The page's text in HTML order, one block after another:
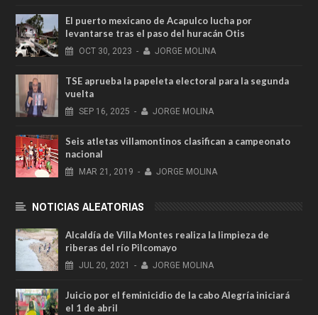
El puerto mexicano de Acapulco lucha por
levantarse tras el paso del huracán Otis
OCT 30, 2023 - JORGE MOLINA
TSE aprueba la papeleta electoral para la segunda
vuelta
SEP 16, 2025 - JORGE MOLINA
Seis atletas villamontinos clasifican a campeonato
nacional
MAR 21, 2019 - JORGE MOLINA
NOTICIAS ALEATORIAS
Alcaldía de Villa Montes realiza la limpieza de
riberas del río Pilcomayo
JUL 20, 2021 - JORGE MOLINA
Juicio por el feminicidio de la cabo Alegría iniciará
el 1 de abril